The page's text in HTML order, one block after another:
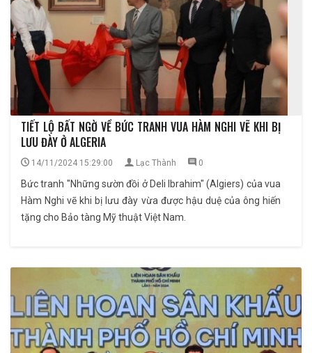
TIẾT LỘ BẤT NGỜ VỀ BỨC TRANH VUA HÀM NGHI VẼ KHI BỊ
LƯU ĐÀY Ở ALGERIA
14/11/2024 15:29:00 Lạc Thành 0
Bức tranh "Những sườn đồi ở Deli Ibrahim" (Algiers) của vua
Hàm Nghi vẽ khi bị lưu đày vừa được hậu duệ của ông hiến
tặng cho Bảo tàng Mỹ thuật Việt Nam.